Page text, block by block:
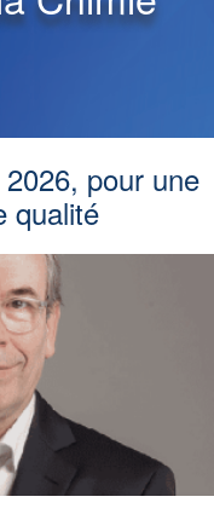
pour une
qualité